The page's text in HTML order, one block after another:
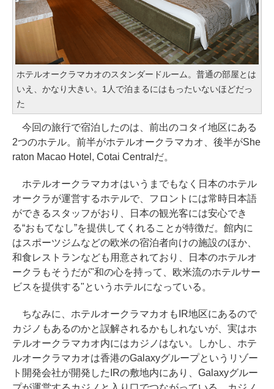
ホテルオークラマカオのスタンダードルーム。普通の部屋とは
いえ、かなり大きい。1人で泊まるにはもったいないほどだっ
た
今回の旅行で宿泊したのは、前出のコタイ地区にある
2つのホテル。前半がホテルオークラマカオ、後半がShe
raton Macao Hotel, Cotai Centralだ。
ホテルオークラマカオはいうまでもなく日本のホテル
オークラが運営するホテルで、フロントには常時日本語
ができるスタッフがおり、日本の観光客には安心でき
る“おもてなし”を提供してくれることが特徴だ。館内に
はスポーツジムなどの欧米の宿泊者向けの施設のほか、
和食レストランなども用意されており、日本のホテルオ
ークラもそうだが"和の心を持って、欧米流のホテルサー
ビスを提供する"というホテルになっている。
ちなみに、ホテルオークラマカオもIR地区にあるので
カジノもあるのかと誤解されるかもしれないが、実はホ
テルオークラマカオ内にはカジノはない。しかし、ホテ
ルオークラマカオは香港のGalaxyグループというリゾー
ト開発会社が開発したIRの敷地内にあり、Galaxyグルー